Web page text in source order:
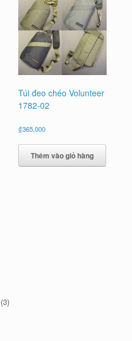
Túi đeo chéo Volunteer
1782-02
₫365,000
Thêm vào giỏ hàng
(3)